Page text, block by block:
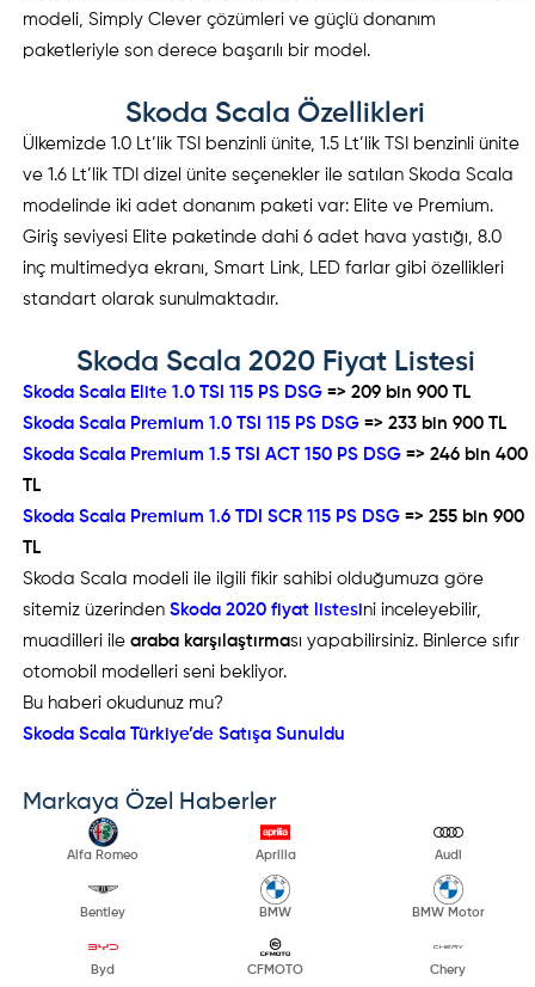
modeli, Simply Clever çözümleri ve güçlü donanım
paketleriyle son derece başarılı bir model.
Skoda Scala Özellikleri
Ülkemizde 1.0 Lt’lik TSI benzinli ünite, 1.5 Lt’lik TSI benzinli ünite
ve 1.6 Lt’lik TDI dizel ünite seçenekler ile satılan Skoda Scala
modelinde iki adet donanım paketi var: Elite ve Premium.
Giriş seviyesi Elite paketinde dahi 6 adet hava yastığı, 8.0
inç multimedya ekranı, Smart Link, LED farlar gibi özellikleri
standart olarak sunulmaktadır.
Skoda Scala 2020 Fiyat Listesi
Skoda Scala Elite 1.0 TSI 115 PS DSG => 209 bin 900 TL
Skoda Scala Premium 1.0 TSI 115 PS DSG => 233 bin 900 TL
Skoda Scala Premium 1.5 TSI ACT 150 PS DSG => 246 bin 400
TL
Skoda Scala Premium 1.6 TDI SCR 115 PS DSG => 255 bin 900
TL
Skoda Scala modeli ile ilgili fikir sahibi olduğumuza göre
sitemiz üzerindenSkoda 2020 fiyat listesi ni inceleyebilir,
muadilleri ilearaba karşılaştırması yapabilirsiniz. Binlerce sıfır
otomobil modelleri seni bekliyor.
Bu haberi okudunuz mu?
Skoda Scala Türkiye’de Satışa Sunuldu
Markaya Özel Haberler
Alfa Romeo Aprilia Audi
Bentley BMW BMW Motor
Byd CFMOTO Chery